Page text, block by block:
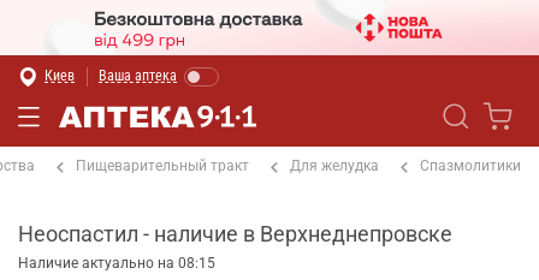
Киев Ваша аптека
Пищеварительный тракт Для желудка Спазмолитики
Неоспастил - наличие в Верхнеднепровске
Наличие актуально на 08:15